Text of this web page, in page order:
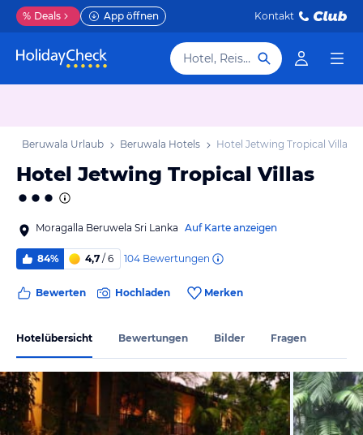
% Deals App öffnen Kontakt
Hotel, Reiseziel
Beruwala Urlaub Beruwala Hotels Hotel Jetwing Tropical Villas
Hotel Jetwing Tropical Villas
Moragalla Beruwela Sri Lanka Auf Karte anzeigen
84% 4,7 / 6 104 Bewertungen
Bewerten Hochladen Merken
Hotelübersicht Bewertungen Bilder Fragen